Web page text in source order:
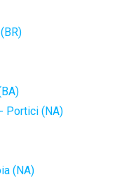
Portici (NA)
(NA)